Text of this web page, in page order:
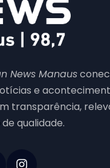
News Manaus
e
transparência,
qualidade.